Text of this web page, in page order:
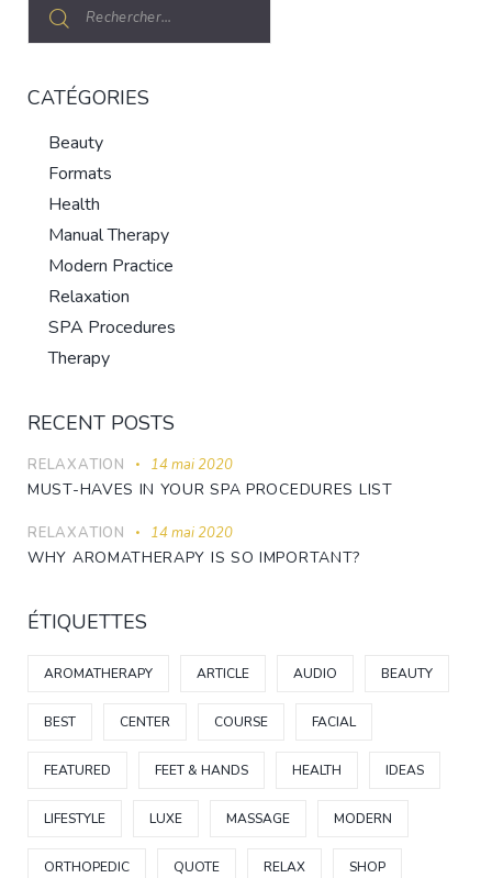
CATÉGORIES
Beauty
Formats
Health
Manual Therapy
Modern Practice
Relaxation
SPA Procedures
Therapy
RECENT POSTS
RELAXATION 14 mai 2020
MUST-HAVES IN YOUR SPA PROCEDURES LIST
RELAXATION 14 mai 2020
WHY AROMATHERAPY IS SO IMPORTANT?
ÉTIQUETTES
AROMATHERAPY ARTICLE AUDIO BEAUTY
BEST CENTER COURSE FACIAL
FEATURED FEET & HANDS HEALTH IDEAS
LIFESTYLE LUXE MASSAGE MODERN
ORTHOPEDIC QUOTE RELAX SHOP